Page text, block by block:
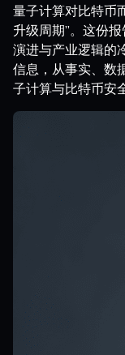
量子计算对比特币
升级周期”。这份
演进与产业逻辑的
信息，从事实、数
子计算与比特币安